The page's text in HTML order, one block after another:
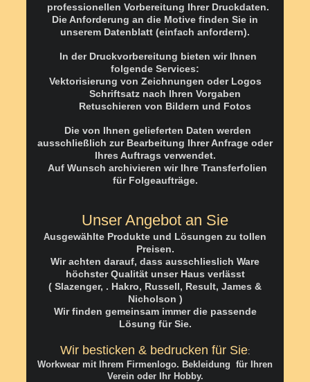
professionellen Vorbereitung Ihrer Druckdaten.
Die Anforderung an die Motive finden Sie in
unserem Datenblatt (einfach anfordern).
In der Druckvorbereitung bieten wir Ihnen
folgende Services:
Vektorisierung von Zeichnungen oder Logos
Schriftsatz nach Ihren Vorgaben
Retuschieren von Bildern und Fotos
Die von Ihnen gelieferten Daten werden
ausschließlich zur Bearbeitung Ihrer Anfrage oder
Ihres Auftrags verwendet.
Auf Wunsch archivieren wir Ihre Transferfolien
für Folgeaufträge.
Unser Angebot an Sie
Ausgewählte Produkte und Lösungen zu tollen
Preisen.
Wir achten darauf, dass ausschlieslich Ware
höchster Qualität unser Haus verlässt
( Slazenger, . Hakro, Russell, Result, James &
Nicholson )
Wir finden gemeinsam immer die passende
Lösung für Sie.
Wir besticken & bedrucken für Sie:
Workwear mit Ihrem Firmenlogo. Bekleidung für Ihren
Verein oder Ihr Hobby.